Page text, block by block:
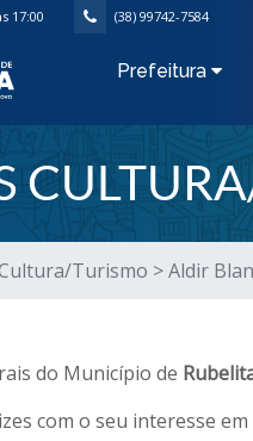
17:00 (38) 99742-7584
Prefeitura
Turismo > Aldir
do Município de
com o seu interesse